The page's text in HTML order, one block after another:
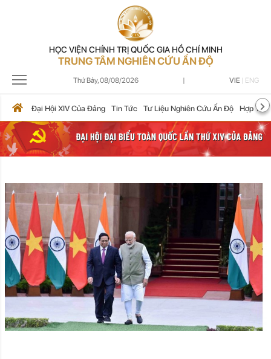
HỌC VIỆN CHÍNH TRỊ QUỐC GIA HỒ CHÍ MINH
TRUNG TÂM NGHIÊN CỨU ẤN ĐỘ
Thứ Bảy,08/08/2026 | VIE ENG
Đại Hội XIV Của Đảng Tin Tức Tư Liệu Nghiên Cứu Ấn Độ Hợp Tác